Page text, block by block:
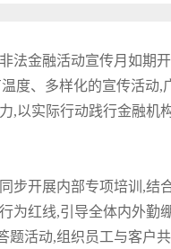
法金融活动宣传月如期
度、多样化的宣传活动
,以实际行动践行金融机
步开展内部专项培训,结
为红线,引导全体内外勤
活动,组织员工与客户